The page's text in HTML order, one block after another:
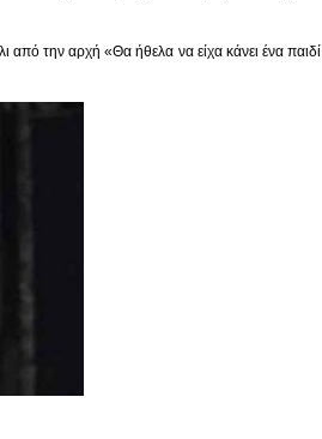
από την αρχή «Θα ήθελα να είχα κάνει ένα παιδί